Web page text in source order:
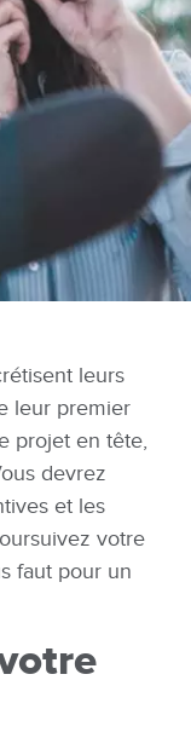
leurs
leur premier
projet en tête,
devrez
et les
votre
faut pour un